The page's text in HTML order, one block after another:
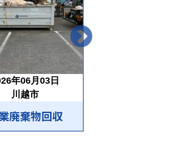
年06月03日
川越市
廃棄物回収